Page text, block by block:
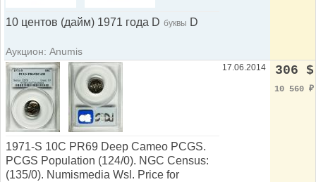
10 центов (дайм) 1971 года D буквы D
Аукцион: Anumis
1971-S 10C PR69 Deep Cameo PCGS.
PCGS Population (124/0). NGC Census:
(135/0). Numismedia Wsl. Price for
17.06.2014 306 $
10 560 ₽